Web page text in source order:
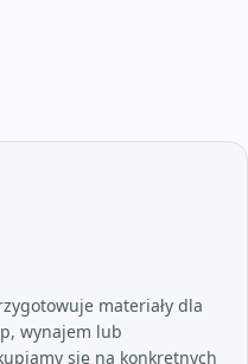
materiały dla
wynajem lub
się na konkretnych